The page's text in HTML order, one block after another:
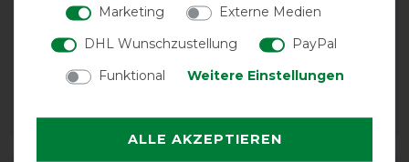
auch nicht durch die Gurte enger verstellen. Habe die
19.07.2016
Marketing
Externe Medien
DHL Wunschzustellung
PayPal
Funktional
Weitere Einstellungen
ALLE AKZEPTIEREN